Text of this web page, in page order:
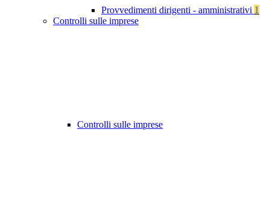
Provvedimenti dirigenti - amministrativi 1
Controlli sulle imprese
Controlli sulle imprese